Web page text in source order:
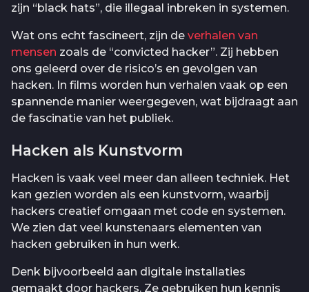
zijn “black hats”, die illegaal inbreken in systemen.
Wat ons echt fascineert, zijn de verhalen van
mensen zoals de “convicted hacker”. Zij hebben
ons geleerd over de risico’s en gevolgen van
hacken. In films worden hun verhalen vaak op een
spannende manier weergegeven, wat bijdraagt aan
de fascinatie van het publiek.
Hacken als Kunstvorm
Hacken is vaak veel meer dan alleen techniek. Het
kan gezien worden als een kunstvorm, waarbij
hackers creatief omgaan met code en systemen.
We zien dat veel kunstenaars elementen van
hacken gebruiken in hun werk.
Denk bijvoorbeeld aan digitale installaties
gemaakt door hackers. Ze gebruiken hun kennis